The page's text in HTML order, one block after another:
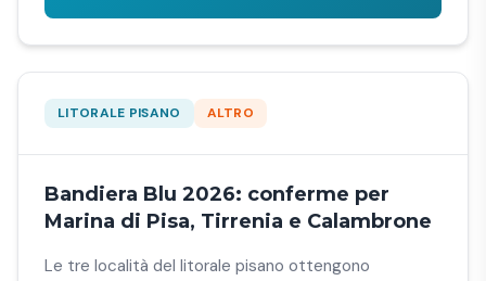
LITORALE PISANO ALTRO
Bandiera Blu 2026: conferme per
Marina di Pisa, Tirrenia e Calambrone
Le tre località del litorale pisano ottengono